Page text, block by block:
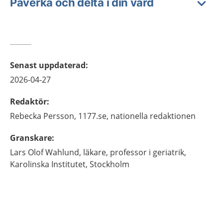
Senast uppdaterad:
2026-04-27
Redaktör:
Rebecka Persson, 1177.se, nationella redaktionen
Granskare:
Lars OlofWahlund, läkare, professor i geriatrik,
Karolinska Institutet, Stockholm